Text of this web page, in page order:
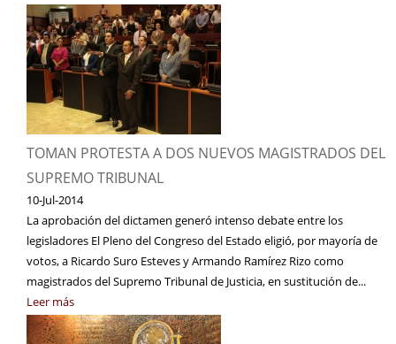
TOMAN PROTESTA A DOS NUEVOS MAGISTRADOS DEL
SUPREMO TRIBUNAL
10-Jul-2014
La aprobación del dictamen generó intenso debate entre los
legisladores El Pleno del Congreso del Estado eligió, por mayoría de
votos, a Ricardo Suro Esteves y Armando Ramírez Rizo como
magistrados del Supremo Tribunal de Justicia, en sustitución de...
Leer más